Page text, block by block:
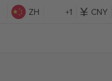
ZH +1 CNY